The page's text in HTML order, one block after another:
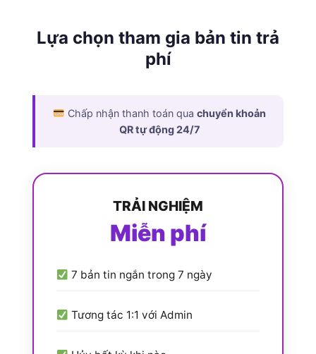
Lựa chọn tham gia bản tin trả
phí
Chấp nhận thanh toán qua chuyển khoản
QR tự động 24/7
TRẢI NGHIỆM
Miễn phí
7 bản tin ngắn trong 7 ngày
Tương tác 1:1 với Admin